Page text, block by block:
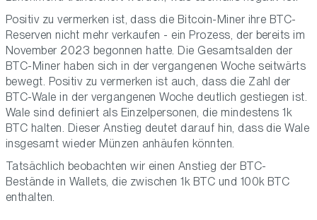
Positiv zu vermerken ist, dass die Bitcoin-Miner ihre BTC-
Reserven nicht mehr verkaufen - ein Prozess, der bereits im
November 2023 begonnen hatte. Die Gesamtsalden der
BTC-Miner haben sich in der vergangenen Woche seitwärts
bewegt. Positiv zu vermerken ist auch, dass die Zahl der
BTC-Wale in der vergangenen Woche deutlich gestiegen ist.
Wale sind definiert als Einzelpersonen, die mindestens 1k
BTC halten. Dieser Anstieg deutet darauf hin, dass die Wale
insgesamt wieder Münzen anhäufen könnten.
Tatsächlich beobachten wir einen Anstieg der BTC-
Bestände in Wallets, die zwischen 1k BTC und 100k BTC
enthalten.